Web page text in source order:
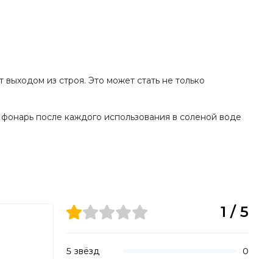
из строя. Это может стать не только
после каждого использования в соленой воде
1 / 5
5 звёзд
0